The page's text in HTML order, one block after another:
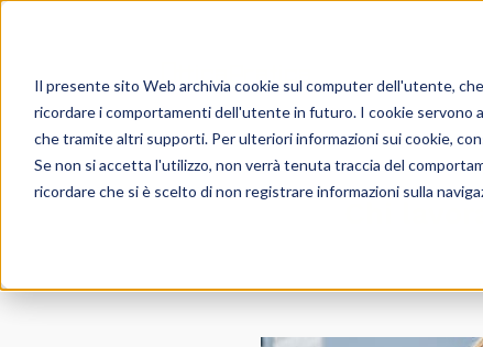
Il presente sito Web archivia cookie sul computer dell'utente,
ricordare i comportamenti dell'utente in futuro. I cookie servono
che tramite altri supporti. Per ulteriori informazioni sui cookie,
Se non si accetta l'utilizzo, non verrà tenuta traccia del
ricordare che si è scelto di non registrare informazioni sulla
Chi